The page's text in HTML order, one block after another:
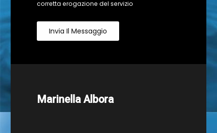
corretta erogazione del servizio
Invia Il Messaggio
Marinella Albora